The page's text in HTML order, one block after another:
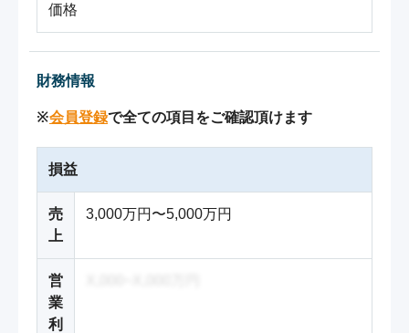
価格
財務情報
※会員登録で全ての項目をご確認頂けます
損益
売
上
3,000万円〜5,000万円
営
業
利